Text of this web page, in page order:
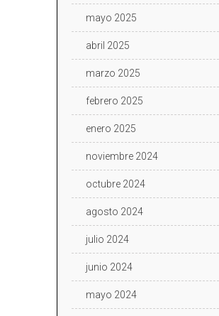
mayo 2025
abril 2025
marzo 2025
febrero 2025
enero 2025
noviembre 2024
octubre 2024
agosto 2024
julio 2024
junio 2024
mayo 2024